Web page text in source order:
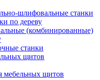
шлифовальные станки
по дереву
(комбинированные)
станки
щитов
мебельных щитов